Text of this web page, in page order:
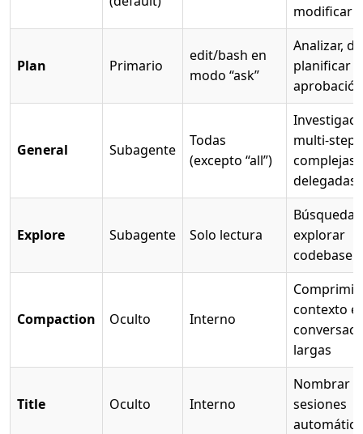
modificar
Plan Primario
edit/bash en
modo “ask”
Analizar,
planificar
aprobación
General Subagente
Todas
(excepto “all”)
multi-step,
complejas
delegadas
Explore Subagente Solo lectura
Búsqueda
explorar
codebase
Compaction Oculto Interno
Comprimir
contexto
largas
Title Oculto Interno
Nombrar
sesiones